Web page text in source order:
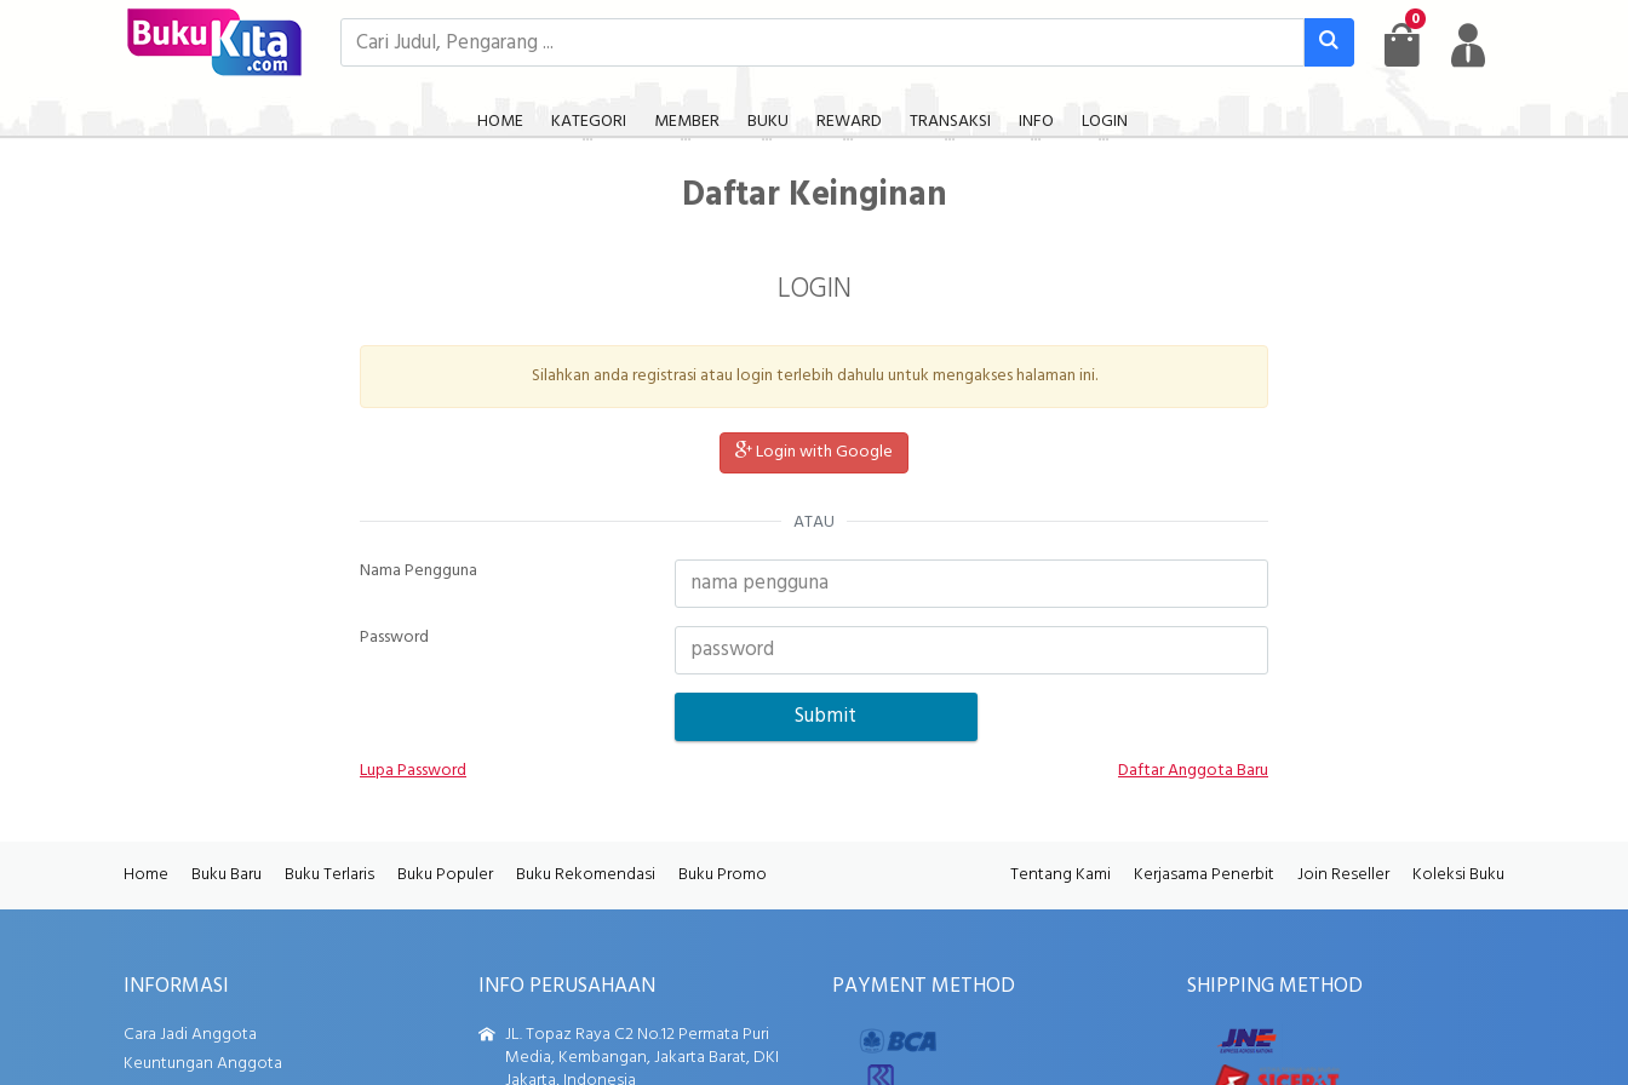
0
HOME KATEGORI MEMBER BUKU REWARD TRANSAKSI INFO LOGIN
Daftar Keinginan
LOGIN
Silahkan anda registrasi atau login terlebih dahulu untuk mengakses halaman ini.
Login with Google
ATAU
Nama Pengguna
Password
Lupa Password Daftar Anggota Baru
Home Buku Baru Buku Terlaris Buku Populer Buku Rekomendasi Buku Promo Tentang Kami Kerjasama Penerbit Join Reseller Koleksi Buku
INFORMASI
Cara Jadi Anggota
Keuntungan Anggota
INFO PERUSAHAAN
JL. Topaz Raya C2 No.12 Permata Puri
Media, Kembangan, Jakarta Barat, DKI
PAYMENT METHOD SHIPPING METHOD